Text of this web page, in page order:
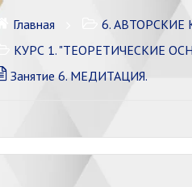
Главная 6. АВТОРСКИЕ
КУРС 1. "ТЕОРЕТИЧЕСКИЕ
Занятие 6. МЕДИТАЦИЯ.